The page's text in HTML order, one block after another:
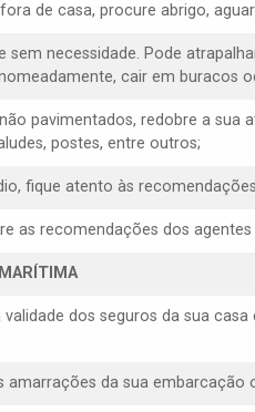
fora de casa, procure abrigo,
sem necessidade. Pode
cair em buracos
pavimentados, redobre a sua
postes, entre outros;
fique atento às
as recomendações dos
validade dos seguros da sua
amarrações da sua embarcação